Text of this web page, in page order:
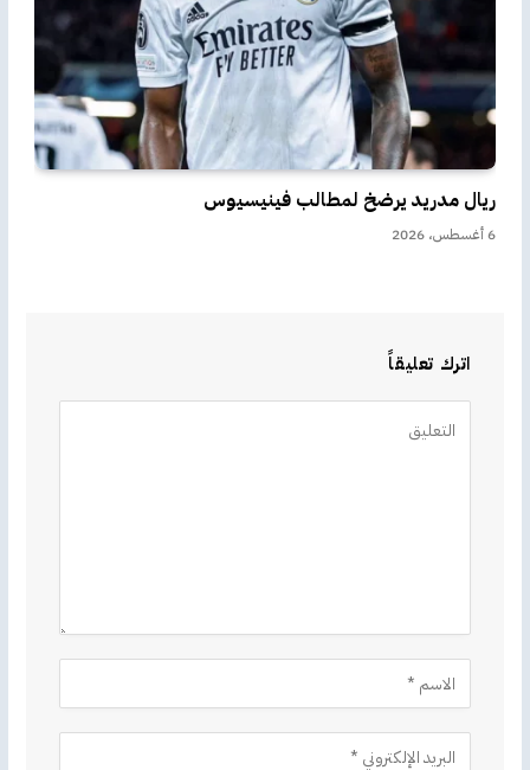
ريال مدريد يرضخ لمطالب فينيسيوس
6 أغسطس، 2026
اترك تعليقاً